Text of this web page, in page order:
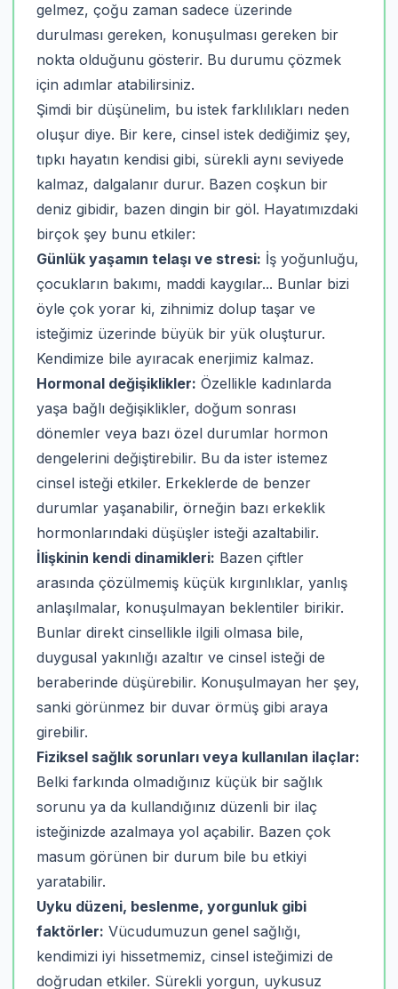
gelmez, çoğu zaman sadece üzerinde
durulması gereken, konuşulması gereken bir
nokta olduğunu gösterir. Bu durumu çözmek
için adımlar atabilirsiniz.
Şimdi bir düşünelim, bu istek farklılıkları neden
oluşur diye. Bir kere, cinsel istek dediğimiz şey,
tıpkı hayatın kendisi gibi, sürekli aynı seviyede
kalmaz, dalgalanır durur. Bazen coşkun bir
deniz gibidir, bazen dingin bir göl. Hayatımızdaki
birçok şey bunu etkiler:
Günlük yaşamın telaşı ve stresi: İş yoğunluğu,
çocukların bakımı, maddi kaygılar... Bunlar bizi
öyle çok yorar ki, zihnimiz dolup taşar ve
isteğimiz üzerinde büyük bir yük oluşturur.
Kendimize bile ayıracak enerjimiz kalmaz.
Hormonal değişiklikler: Özellikle kadınlarda
yaşa bağlı değişiklikler, doğum sonrası
dönemler veya bazı özel durumlar hormon
dengelerini değiştirebilir. Bu da ister istemez
cinsel isteği etkiler. Erkeklerde de benzer
durumlar yaşanabilir, örneğin bazı erkeklik
hormonlarındaki düşüşler isteği azaltabilir.
İlişkinin kendi dinamikleri: Bazen çiftler
arasında çözülmemiş küçük kırgınlıklar, yanlış
anlaşılmalar, konuşulmayan beklentiler birikir.
Bunlar direkt cinsellikle ilgili olmasa bile,
duygusal yakınlığı azaltır ve cinsel isteği de
beraberinde düşürebilir. Konuşulmayan her şey,
sanki görünmez bir duvar örmüş gibi araya
girebilir.
Fiziksel sağlık sorunları veya kullanılan ilaçlar:
Belki farkında olmadığınız küçük bir sağlık
sorunu ya da kullandığınız düzenli bir ilaç
isteğinizde azalmaya yol açabilir. Bazen çok
masum görünen bir durum bile bu etkiyi
yaratabilir.
Uyku düzeni, beslenme, yorgunluk gibi
faktörler: Vücudumuzun genel sağlığı,
kendimizi iyi hissetmemiz, cinsel isteğimizi de
doğrudan etkiler. Sürekli yorgun, uykusuz